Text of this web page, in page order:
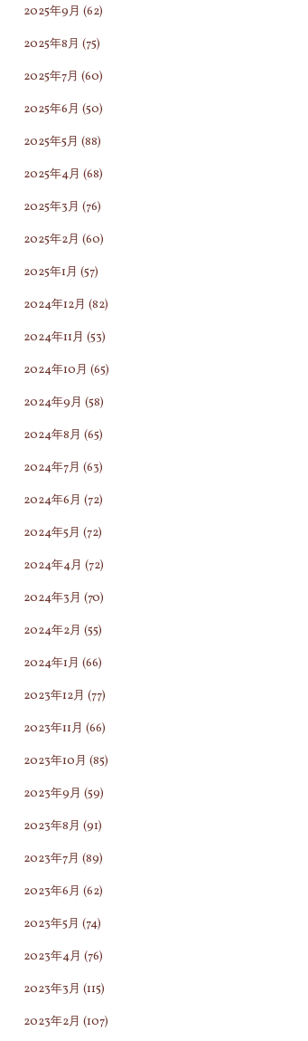
2025年9月 (62)
2025年8月 (75)
2025年7月 (60)
2025年6月 (50)
2025年5月 (88)
2025年4月 (68)
2025年3月 (76)
2025年2月 (60)
2025年1月 (57)
2024年12月 (82)
2024年11月 (53)
2024年10月 (65)
2024年9月 (58)
2024年8月 (65)
2024年7月 (63)
2024年6月 (72)
2024年5月 (72)
2024年4月 (72)
2024年3月 (70)
2024年2月 (55)
2024年1月 (66)
2023年12月 (77)
2023年11月 (66)
2023年10月 (85)
2023年9月 (59)
2023年8月 (91)
2023年7月 (89)
2023年6月 (62)
2023年5月 (74)
2023年4月 (76)
2023年3月 (115)
2023年2月 (107)